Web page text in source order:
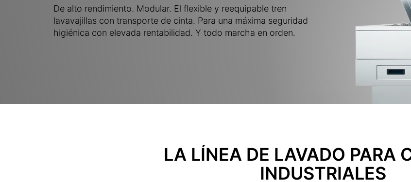
De alto rendimiento. Modular. El flexible y reequipable tren
lavavajillas con transporte de cinta. Para una máxima seguridad
higiénica con elevada rentabilidad. Y todo marcha en orden.
LA LÍNEA DE LAVADO PARA
INDUSTRIALES